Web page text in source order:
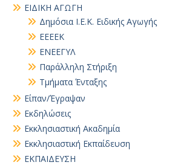
ΕΙΔΙΚΗ ΑΓΩΓΗ
Δημόσια Ι.Ε.Κ. Ειδικής Αγωγής
ΕΕΕΕΚ
ΕΝΕΕΓΥΛ
Παράλληλη Στήριξη
Τμήματα Ένταξης
Είπαν/Έγραψαν
Εκδηλώσεις
Εκκλησιαστική Ακαδημία
Εκκλησιαστική Εκπαίδευση
ΕΚΠΑΙΔΕΥΣΗ